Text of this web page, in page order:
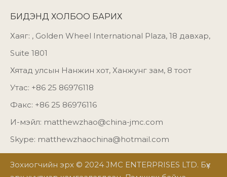
БИДЭНД ХОЛБОО БАРИХ
Хаяг: , Golden Wheel International Plaza, 18 давхар,
Suite 1801
Хятад улсын Нанжин хот, Ханжунг зам, 8 тоот
Утас: +86 25 86976118
Факс: +86 25 86976116
И-мэйл: matthewzhao@china-jmc.com
Skype: matthewzhaochina@hotmail.com
Зохиогчийн эрх © 2024 JMC ENTERPRISES LTD. Бүх